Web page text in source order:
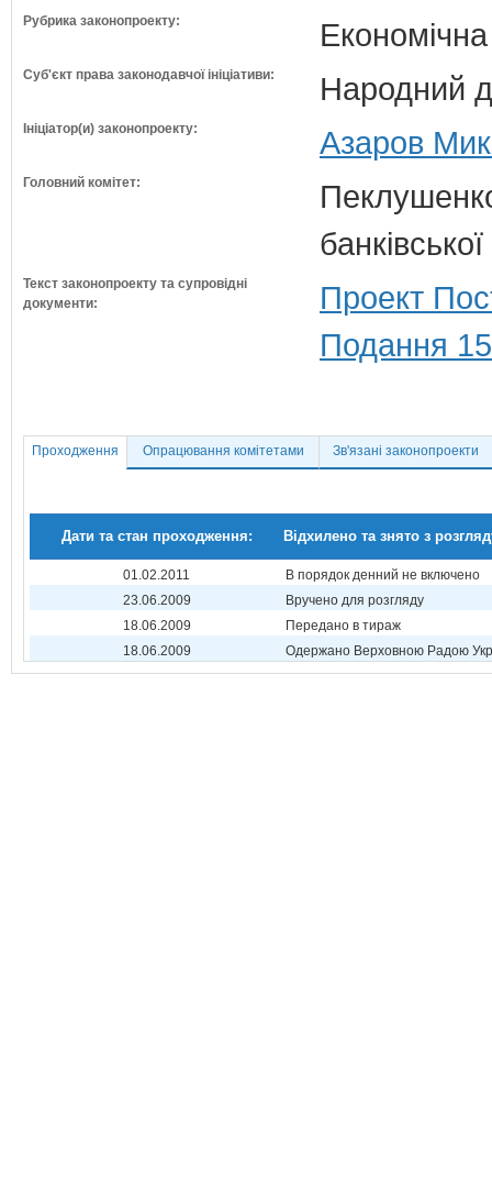
Рубрика законопроекту:
Суб'єкт права законодавчої ініціативи: Народний
Ініціатор(и) законопроекту: Азаров
Головний комітет:
Текст законопроекту та супровідні
документи:
Проект
Подання
Проходження Опрацювання комітетами Зв'язані законопроекти
Дати та стан проходження: Відхилено та знято з
01.02.2011
В порядок денний не включено
23.06.2009
Вручено для розгляду
18.06.2009
Передано в тираж
18.06.2009
Одержано Верховною Радою